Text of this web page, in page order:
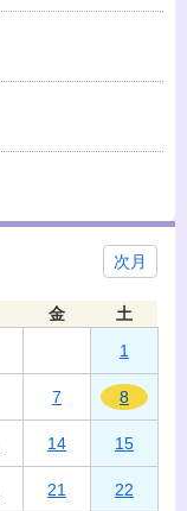
次月
金
土
1
7 8
14 15
21 22